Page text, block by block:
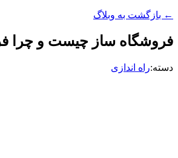
← بازگشت به وبلاگ
فروشگاه ساز چیست و چرا
دسته:راه اندازی